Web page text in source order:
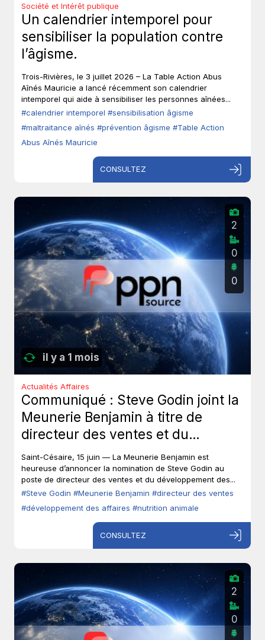
Société et Intérêt publique
Un calendrier intemporel pour
sensibiliser la population contre
l’âgisme.
Trois-Rivières, le 3 juillet 2026 – La Table Action Abus
Aînés Mauricie a lancé récemment son calendrier
intemporel qui aide à sensibiliser les personnes aînées...
#calendrier intemporel #sensibilisation âgisme
#maltraitance aînés #prévention âgisme #Table Action
Abus Aînés Mauricie
CONSULTEZ
il y a 1 mois
2
0
0
Actualités Affaires
Communiqué : Steve Godin joint la
Meunerie Benjamin à titre de
directeur des ventes et du
développement des affaires.
Saint-Césaire, 15 juin — La Meunerie Benjamin est
heureuse d’annoncer la nomination de Steve Godin au
poste de directeur des ventes et du développement des...
#Steve Godin #Meunerie Benjamin #directeur des ventes
#développement des affaires #nutrition animale
CONSULTEZ
2
0